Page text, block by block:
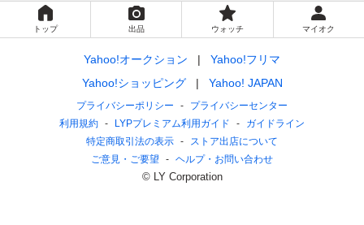
トップ 出品 ウォッチ マイオク
Yahoo!オークション
Yahoo!フリマ
Yahoo!ショッピング
Yahoo! JAPAN
プライバシーポリシー
プライバシーセンター
利用規約
LYPプレミアム利用ガイド
ガイドライン
特定商取引法の表示
ストア出店について
ご意見・ご要望
ヘルプ・お問い合わせ
© LY Corporation